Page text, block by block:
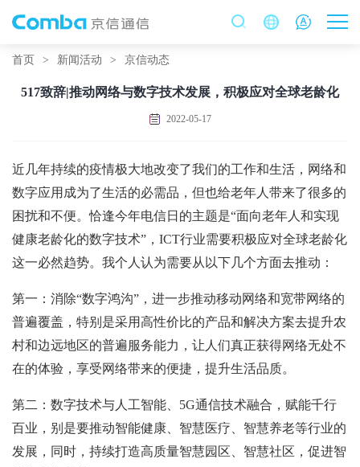
首页 > 新闻活动 > 京信动态
517致辞|推动网络与数字技术发展，积极应对全球老龄化
2022-05-17
近几年持续的疫情极大地改变了我们的工作和生活，网络和
数字应用成为了生活的必需品，但也给老年人带来了很多的
困扰和不便。恰逢今年电信日的主题是“面向老年人和实现
健康老龄化的数字技术”，ICT行业需要积极应对全球老龄化
这一必然趋势。我个人认为需要从以下几个方面去推动：
第一：消除“数字鸿沟”，进一步推动移动网络和宽带网络的
普遍覆盖，特别是采用高性价比的产品和解决方案去提升农
村和边远地区的普遍服务能力，让人们真正获得网络无处不
在的体验，享受网络带来的便捷，提升生活品质。
第二：数字技术与人工智能、5G通信技术融合，赋能千行
百业，别是要推动智能健康、智慧医疗、智慧养老等行业的
发展，同时，持续打造高质量智慧园区、智慧社区，促进智